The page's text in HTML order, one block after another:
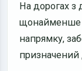
На дорогах з
щонайменше
напрямку,
призначений